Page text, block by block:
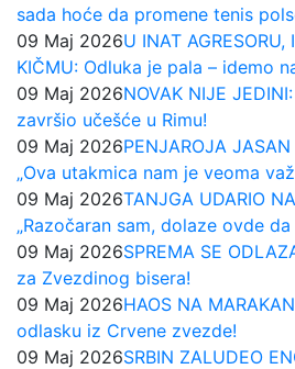
sada hoće da promene tenis
09 Maj 2026U INAT
KIČMU: Odluka je pala – idemo
09 Maj 2026NOVAK NIJE
završio učešće u Rimu!
09 Maj 2026PENJAROJA
„Ova utakmica nam je veoma
09 Maj 2026TANJGA UDARIO
„Razočaran sam, dolaze ovde
09 Maj 2026SPREMA SE
za Zvezdinog bisera!
09 Maj 2026HAOS NA
odlasku iz Crvene zvezde!
09 Maj 2026SRBIN ZALUDEO